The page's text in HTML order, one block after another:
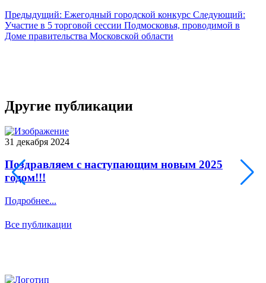
Предыдущий: Ежегодный городской конкурс Следующий:
Участие в 5 торговой сессии Подмосковья, проводимой в
Доме правительства Московской области
Другие публикации
31 декабря 2024
Поздравляем с наступающим новым 2025
годом!!!
Подробнее...
Все публикации